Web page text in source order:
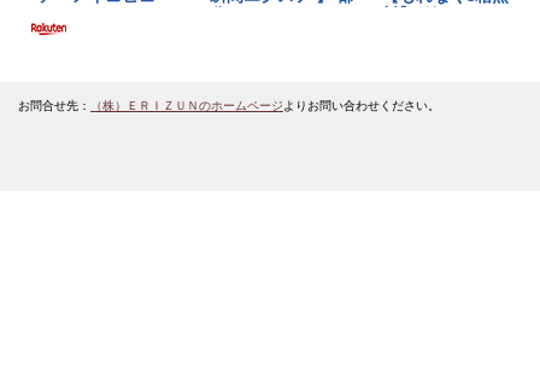
お問合せ先： （株）ＥＲＩＺＵＮのホームページよりお問い合わせください。